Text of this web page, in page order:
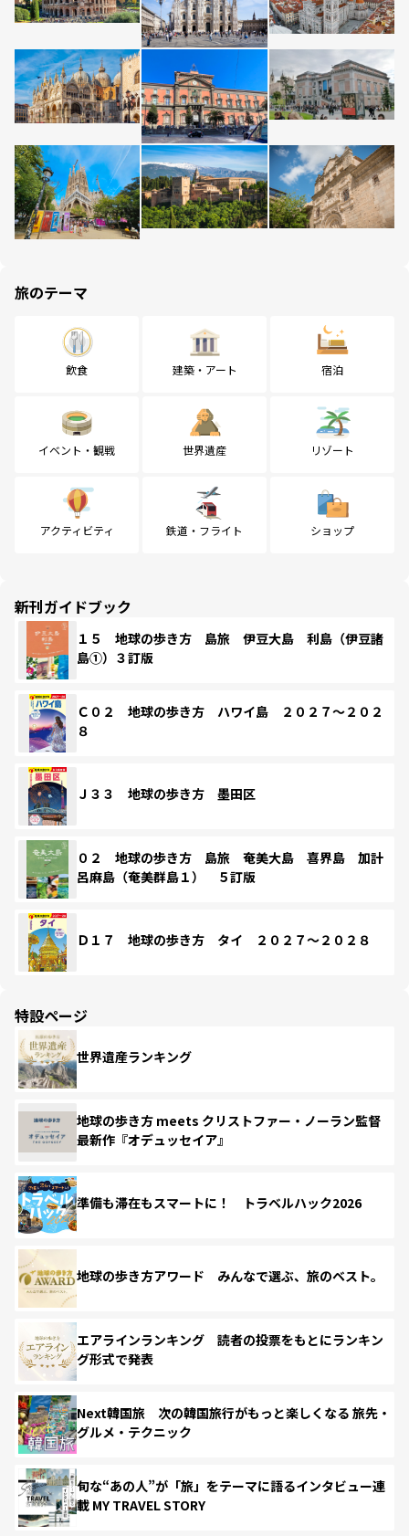
旅のテーマ
飲食 建築・アート 宿泊
イベント・観戦 世界遺産 リゾート
アクティビティ 鉄道・フライト ショップ
新刊ガイドブック
１５ 地球の歩き方 島旅 伊豆大島 利島（伊豆諸
島①）３訂版
Ｃ０２ 地球の歩き方 ハワイ島 ２０２７～２０２
８
Ｊ３３ 地球の歩き方 墨田区
０２ 地球の歩き方 島旅 奄美大島 喜界島 加計
呂麻島（奄美群島１） ５訂版
Ｄ１７ 地球の歩き方 タイ ２０２７～２０２８
特設ページ
世界遺産ランキング
地球の歩き方 meets クリストファー・ノーラン監督
最新作『オデュッセイア』
準備も滞在もスマートに！ トラベルハック2026
地球の歩き方アワード みんなで選ぶ、旅のベスト。
エアラインランキング 読者の投票をもとにランキン
グ形式で発表
Next韓国旅 次の韓国旅行がもっと楽しくなる 旅先・
グルメ・テクニック
旬な“あの人”が「旅」をテーマに語るインタビュー連
載 MY TRAVEL STORY